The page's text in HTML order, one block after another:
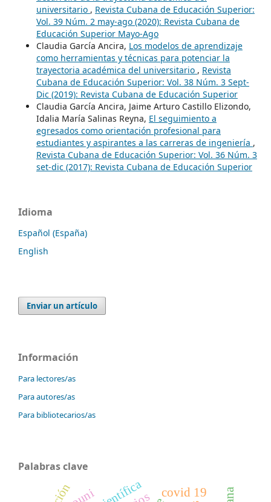
universitario , Revista Cubana de Educación Superior:
Vol. 39 Núm. 2 may-ago (2020): Revista Cubana de
Educación Superior Mayo-Ago
Claudia García Ancira, Los modelos de aprendizaje
como herramientas y técnicas para potenciar la
trayectoria académica del universitario , Revista
Cubana de Educación Superior: Vol. 38 Núm. 3 Sept-
Dic (2019): Revista Cubana de Educación Superior
Claudia García Ancira, Jaime Arturo Castillo Elizondo,
Idalia María Salinas Reyna, El seguimiento a
egresados como orientación profesional para
estudiantes y aspirantes a las carreras de ingeniería ,
Revista Cubana de Educación Superior: Vol. 36 Núm. 3
set-dic (2017): Revista Cubana de Educación Superior
Idioma
Español (España)
English
Enviar un artículo
Información
Para lectores/as
Para autores/as
Para bibliotecarios/as
Palabras clave
covid 19